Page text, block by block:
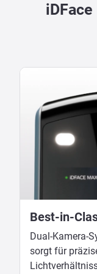
Best-in-
Dual-Kamera-
sorgt für